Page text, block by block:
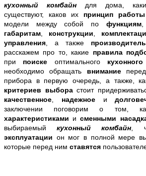
кухонный комбайн для дома ,
существуют, каков их принцип работы
модели между собой по функциям,
габаритам
конструкции
управления , а также
расскажем про то, какие правила
при поиске оптимального
необходимо обращать внимание
прибора в первую очередь , а также,
критериев выборастоит
качественное
надежноеи
заключении поговорим о том,
характеристиками исменными
выбираемыйкухонный комбайн ,
эксплуатации он мог в полной мере
которые перед ним ставятся